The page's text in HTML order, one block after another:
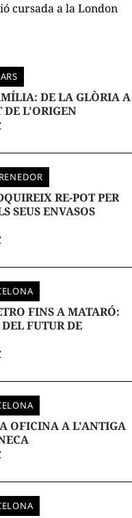
cursada a la London
DE LA GLÒRIA A
L'ORIGEN
RE-POT PER
SEUS ENVASOS
FINS A MATARÓ:
FUTUR DE
OFICINA A L'ANTIGA